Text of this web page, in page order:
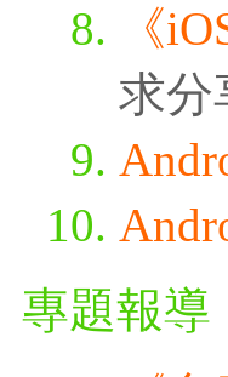
《
求分
專題報導